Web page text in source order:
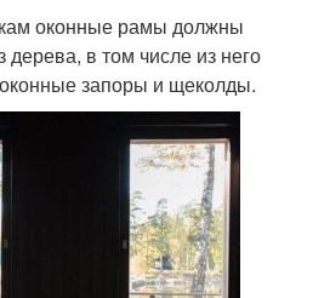
оконные рамы должны
дерева, в том числе из него
запоры и щеколды.